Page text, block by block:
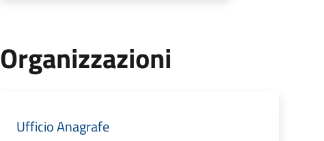
Organizzazioni
Ufficio Anagrafe